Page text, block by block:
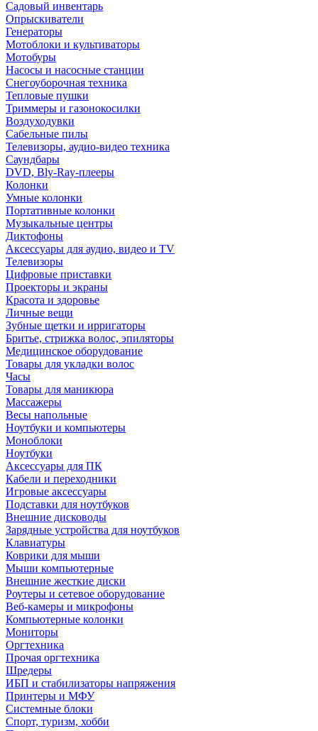
Садовый инвентарь
Опрыскиватели
Генераторы
Мотоблоки и культиваторы
Мотобуры
Насосы и насосные станции
Снегоуборочная техника
Тепловые пушки
Триммеры и газонокосилки
Воздуходувки
Сабельные пилы
Телевизоры, аудио-видео техника
Саундбары
DVD, Bly-Ray-плееры
Колонки
Умные колонки
Портативные колонки
Музыкальные центры
Диктофоны
Аксессуары для аудио, видео и TV
Телевизоры
Цифровые приставки
Проекторы и экраны
Красота и здоровье
Личные вещи
Зубные щетки и ирригаторы
Бритье, стрижка волос, эпиляторы
Медицинское оборудование
Товары для укладки волос
Часы
Товары для маникюра
Массажеры
Весы напольные
Ноутбуки и компьютеры
Моноблоки
Ноутбуки
Аксессуары для ПК
Кабели и переходники
Игровые аксессуары
Подставки для ноутбуков
Внешние дисководы
Зарядные устройства для ноутбуков
Клавиатуры
Коврики для мыши
Мыши компьютерные
Внешние жесткие диски
Роутеры и сетевое оборудование
Веб-камеры и микрофоны
Компьютерные колонки
Мониторы
Оргтехника
Прочая оргтехника
Шредеры
ИБП и стабилизаторы напряжения
Принтеры и МФУ
Системные блоки
Спорт, туризм, хобби